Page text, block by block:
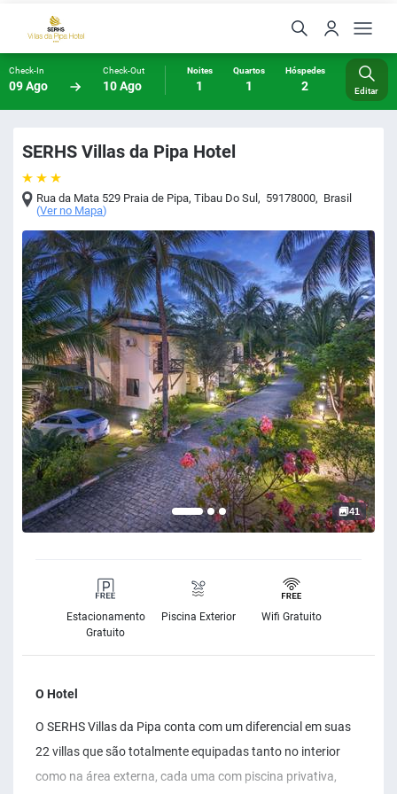
Check-In
09 Ago
Check-Out
10 Ago
Noites
1
Quartos
1
Hóspedes
2 Editar
SERHS Villas da Pipa Hotel
Rua da Mata 529 Praia de Pipa,Tibau Do Sul, 59178000, Brasil
(Ver no Mapa)
41
Estacionamento
Gratuito
Piscina Exterior Wifi Gratuito
O Hotel
O SERHS Villas da Pipa conta com um diferencial em suas
22 villas que são totalmente equipadas tanto no interior
como na área externa, cada uma com piscina privativa,